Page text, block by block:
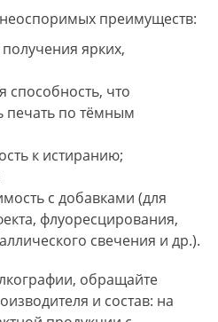
преимуществ:
ярких,
что
печать по тёмным
к истиранию;
с добавками (для
флуоресцирования,
свечения и др.).
обращайте
и состав: на